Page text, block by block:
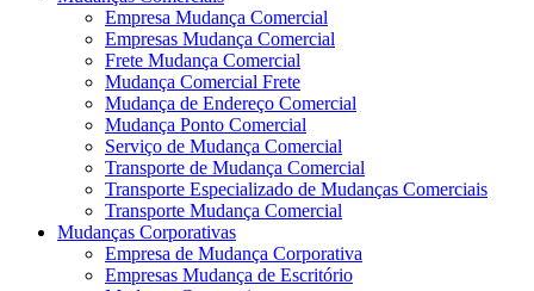
Empresa Mudança Comercial
Empresas Mudança Comercial
Frete Mudança Comercial
Mudança Comercial Frete
Mudança de Endereço Comercial
Mudança Ponto Comercial
Serviço de Mudança Comercial
Transporte de Mudança Comercial
Transporte Especializado de Mudanças Comerciais
Transporte Mudança Comercial
Mudanças Corporativas
Empresa de Mudança Corporativa
Empresas Mudança de Escritório